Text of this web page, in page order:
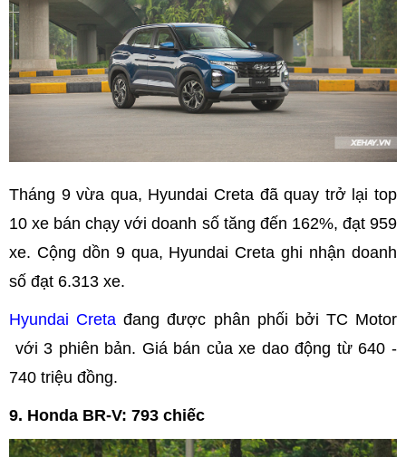
Tháng 9 vừa qua, Hyundai Creta đã quay trở lại top
10 xe bán chạy với doanh số tăng đến 162%, đạt 959
xe. Cộng dồn 9 qua, Hyundai Creta ghi nhận doanh
số đạt 6.313 xe.
Hyundai Creta đang được phân phối bởi TC Motor
với 3 phiên bản. Giá bán của xe dao động từ 640 -
740 triệu đồng.
9. Honda BR-V: 793 chiếc